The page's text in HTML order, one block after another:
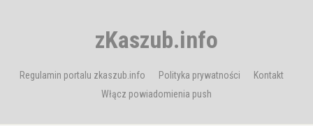
zKaszub.info
Regulamin portalu zkaszub.info Polityka prywatności
Kontakt
Włącz powiadomienia push